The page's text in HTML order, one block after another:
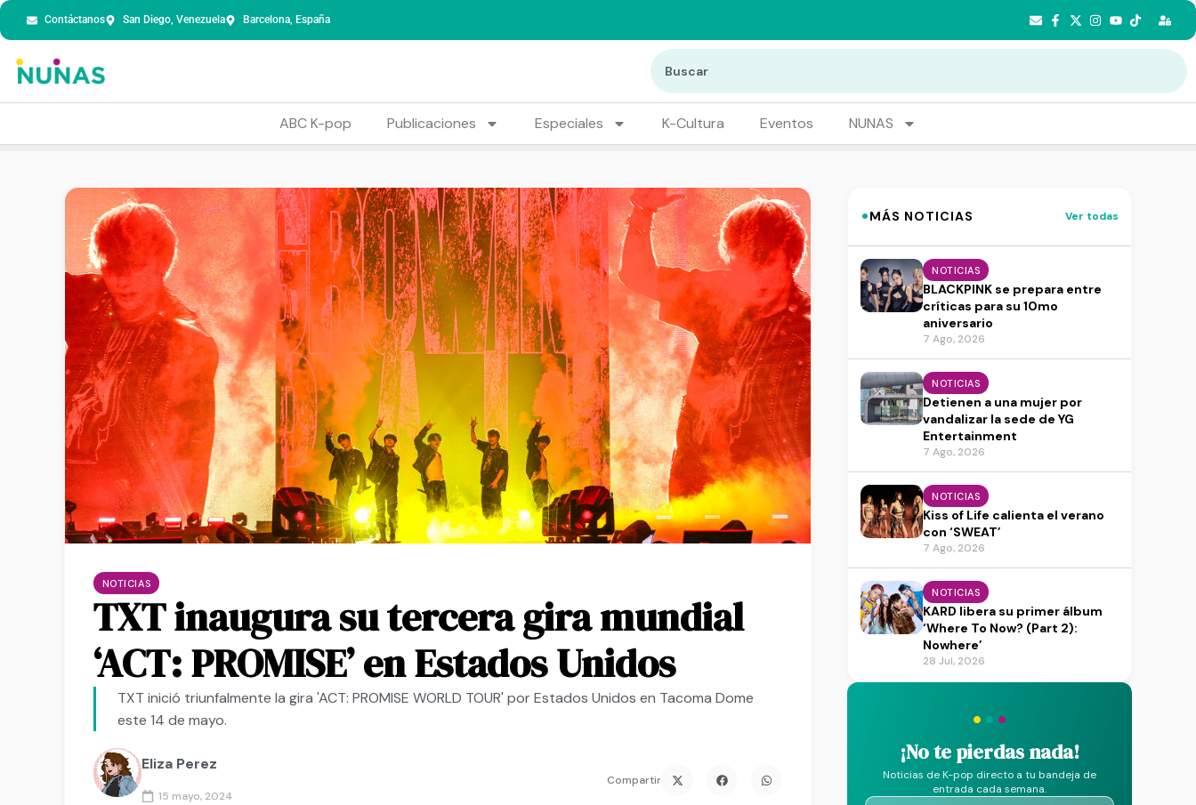
Contáctanos San Diego, Venezuela Barcelona, España
ABC K-pop Publicaciones Especiales K-Cultura Eventos NUNAS
NOTICIAS
TXT inaugura su tercera gira mundial
‘ACT: PROMISE’ en Estados Unidos
TXT inició triunfalmente la gira 'ACT: PROMISE WORLD TOUR' por Estados Unidos en Tacoma Dome
este 14 de mayo.
Eliza Perez
15 mayo, 2024
Compartir
·MÁS NOTICIAS Ver todas
NOTICIAS
BLACKPINK se prepara entre
críticas para su 10mo
aniversario
7 Ago, 2026
NOTICIAS
Detienen a una mujer por
vandalizar la sede de YG
Entertainment
7 Ago, 2026
NOTICIAS
Kiss of Life calienta el verano
con ‘SWEAT’
7 Ago, 2026
NOTICIAS
KARD libera su primer álbum
‘Where To Now? (Part 2):
Nowhere’
28 Jul, 2026
···
¡No te pierdas nada!
Noticias de K-pop directo a tu bandeja de
entrada cada semana.